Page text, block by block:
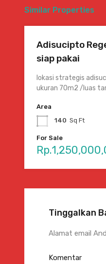
Similar Properties
Adisucipto
siap pakai
lokasi strategis
ukuran 70m2 /luas
Area
140 Sq Ft
For Sale
Tinggalkan
Alamat email
Komentar